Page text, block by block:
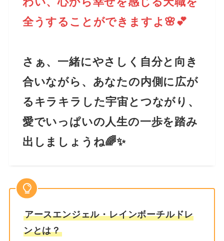
全うすることができますよ🌸💕
さぁ、一緒にやさしく自分と向き
合いながら、あなたの内側に広が
るキラキラした宇宙とつながり、
愛でいっぱいの人生の一歩を踏み
出しましょうね🌈✨
アースエンジェル・レインボーチルドレ
ンとは？